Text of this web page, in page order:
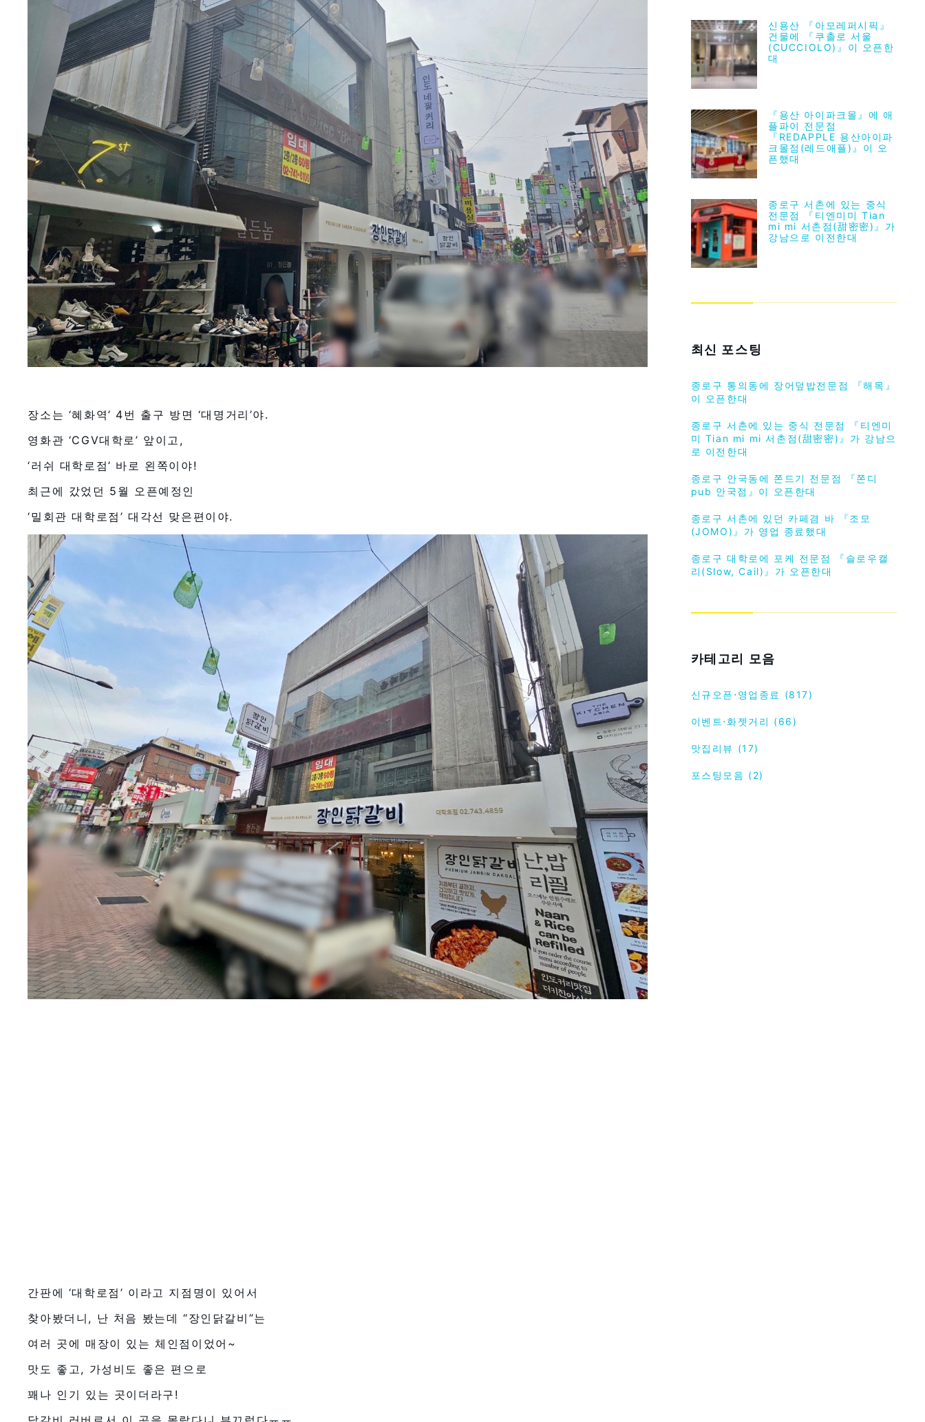
장소는 ‘혜화역’ 4번 출구 방면 ‘대명거리’야.
영화관 ‘CGV대학로’ 앞이고,
‘러쉬 대학로점’ 바로 왼쪽이야!
최근에 갔었던 5월 오픈예정인
‘밀회관 대학로점’ 대각선 맞은편이야.
간판에 ‘대학로점’ 이라고 지점명이 있어서
찾아봤더니, 난 처음 봤는데 “장인닭갈비”는
여러 곳에 매장이 있는 체인점이었어~
맛도 좋고, 가성비도 좋은 편으로
꽤나 인기 있는 곳이더라구!
신용산 『아모레퍼시픽』
건물에 『쿠촐로 서울
(CUCCIOLO)』이 오픈한
대
『용산 아이파크몰』에 애
플파이 전문점
『REDAPPLE 용산아이파
크몰점(레드애플)』이 오
픈했대
종로구 서촌에 있는 중식
전문점 『티엔미미 Tian
mi mi 서촌점(甜密密)』가
강남으로 이전한대
최신 포스팅
종로구 통의동에 장어덮밥전문점 『해목』
이 오픈한대
종로구 서촌에 있는 중식 전문점 『티엔미
미 Tian mi mi 서촌점(甜密密)』가 강남으
로 이전한대
종로구 안국동에 쫀드기 전문점 『쫀디
pub 안국점』이 오픈한대
종로구 서촌에 있던 카페겸 바 『조모
(JOMO)』가 영업 종료했대
종로구 대학로에 포케 전문점 『슬로우캘
리(Slow, Cail)』가 오픈한대
카테고리 모음
신규오픈⋅영업종료 (817)
이벤트⋅화젯거리 (66)
맛집리뷰 (17)
포스팅모음 (2)